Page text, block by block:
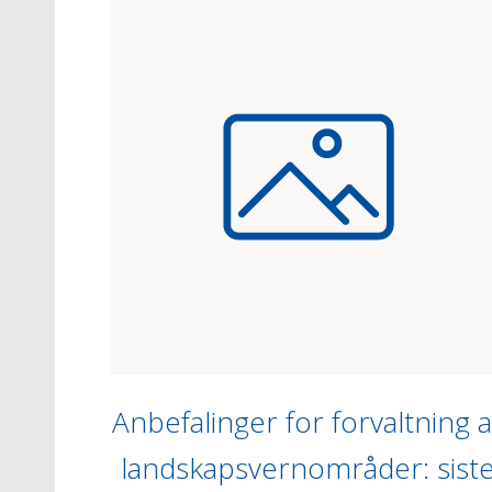
Anbefalinger for forvaltning
landskapsvernområder: